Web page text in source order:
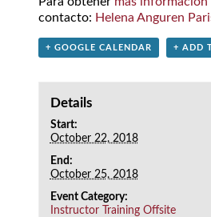
contacto: Helena Anguren
+ GOOGLE CALENDAR + ADD
Details
Start:
October 22, 2018
End:
October 25, 2018
Event Category:
Instructor Training Offsite